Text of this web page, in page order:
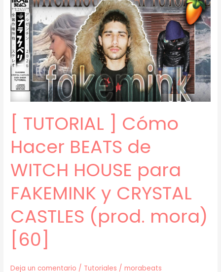
Hacer
BEATS
ÚNICOS
con
SAMPLES
(prod.
mora)
[65]
[ TUTORIAL ] Cómo
Hacer BEATS de
WITCH HOUSE para
FAKEMINK y CRYSTAL
CASTLES (prod. mora)
[60]
Deja un comentario / Tutoriales /morabeats